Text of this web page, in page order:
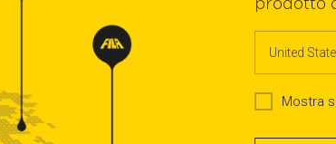
prodotto
Mostra